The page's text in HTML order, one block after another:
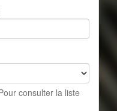
consulter la liste